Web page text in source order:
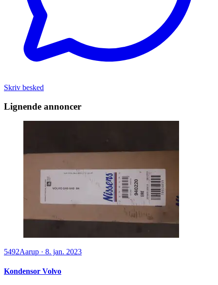
Skriv besked
Lignende annoncer
5492Aarup · 8. jan. 2023
Kondensor Volvo